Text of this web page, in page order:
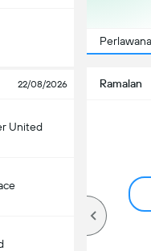
22/08/2026
United
Ramalan